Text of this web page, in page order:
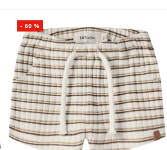
- 60 %